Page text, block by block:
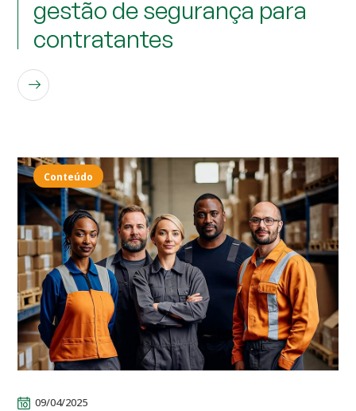
gestão de segurança para
contratantes
Conteúdo
09/04/2025